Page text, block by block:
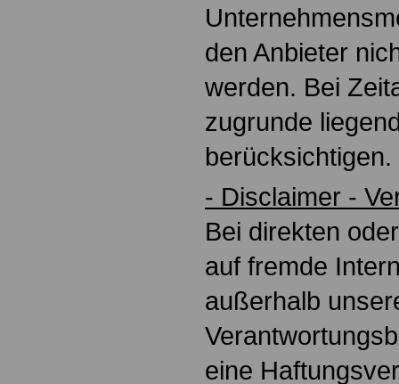
den Anbieter
werden. Bei
zugrunde
berücksichtigen.
- Disclaimer -
Bei direkten
auf fremde
außerhalb
eine